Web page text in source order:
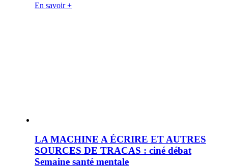
En savoir +
LA MACHINE A ÉCRIRE ET AUTRES
SOURCES DE TRACAS : ciné débat
Semaine santé mentale